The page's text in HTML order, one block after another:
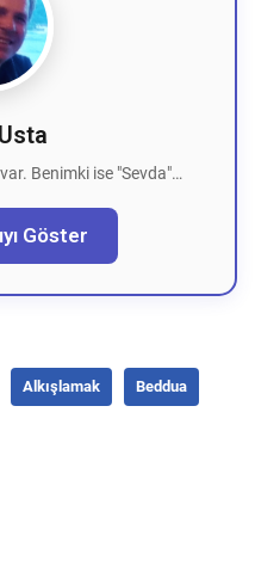
Benimki ise "Sevda"…
Göster
Alkışlamak Beddua